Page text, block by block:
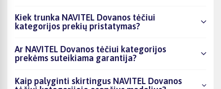
Kiek trunka NAVITEL Dovanos tėčiui
kategorijos prekių pristatymas?
Ar NAVITEL Dovanos tėčiui kategorijos
prekėms suteikiama garantija?
Kaip palyginti skirtingus NAVITEL Dovanos